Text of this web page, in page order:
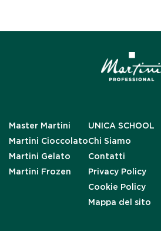
Master Martini
Martini Cioccolato
Martini Gelato
Martini Frozen
UNICA SCHOOL
Chi Siamo
Contatti
Privacy Policy
Cookie Policy
Mappa del sito